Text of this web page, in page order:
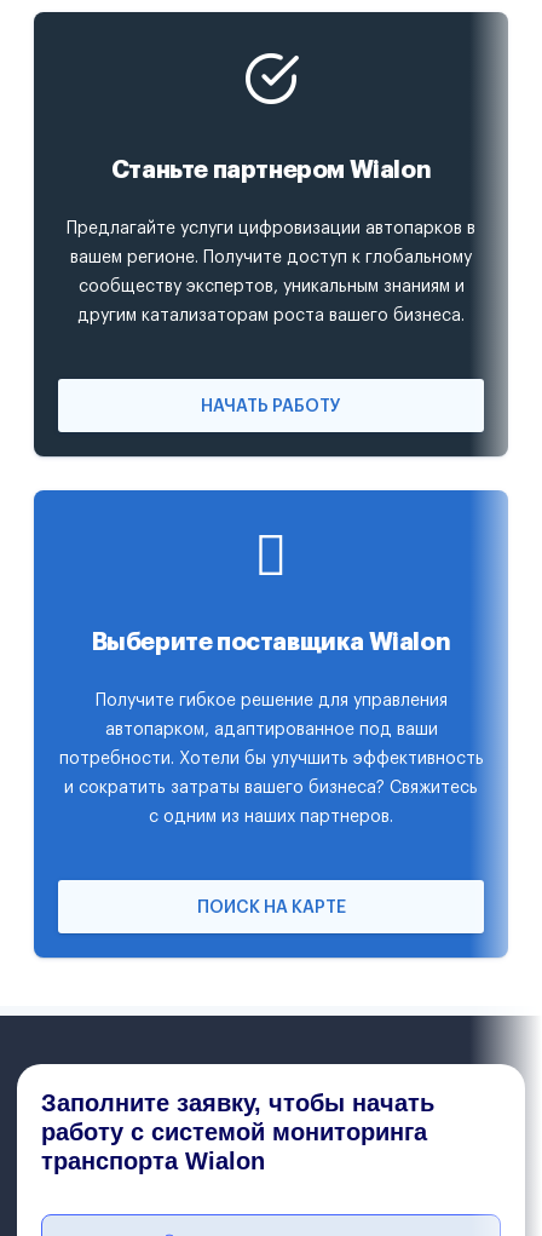
Станьте партнером Wialon
Предлагайте услуги цифровизации автопарков в
вашем регионе. Получите доступ к глобальному
сообществу экспертов, уникальным знаниям и
другим катализаторам роста вашего бизнеса.
НАЧАТЬ РАБОТУ
Выберите поставщика Wialon
Получите гибкое решение для управления
автопарком, адаптированное под ваши
потребности. Хотели бы улучшить эффективность
и сократить затраты вашего бизнеса? Свяжитесь
с одним из наших партнеров.
ПОИСК НА КАРТЕ